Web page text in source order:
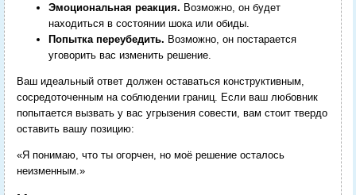
Эмоциональная реакция. Возможно, он будет
находиться в состоянии шока или обиды.
Попытка переубедить. Возможно, он постарается
уговорить вас изменить решение.
Ваш идеальный ответ должен оставаться конструктивным,
сосредоточенным на соблюдении границ. Если ваш любовник
попытается вызвать у вас угрызения совести, вам стоит твердо
оставить вашу позицию:
«Я понимаю, что ты огорчен, но моё решение осталось
неизменным.»